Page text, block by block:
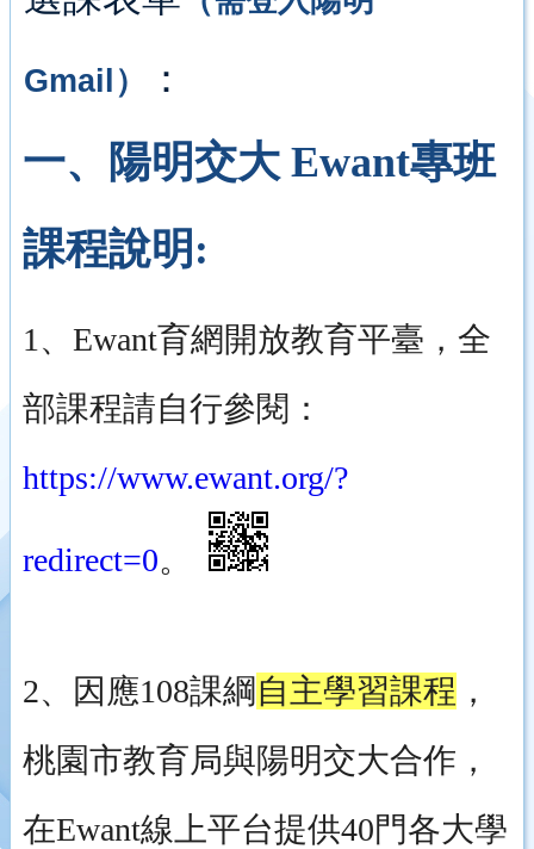
Gmail ） ：
一、陽明交大 Ewant專班
課程說明:
1、Ewant育網開放教育平臺，全
部課程請自行參閱：
https://www.ewant.org/?
redirect=0。
2、因應108課綱自主學習課程 ，
桃園市教育局與陽明交大合作，
在Ewant線上平台提供40門各大學